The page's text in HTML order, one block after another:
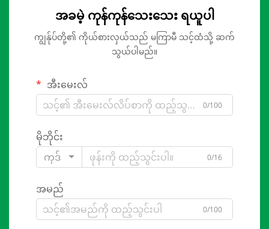
အခမဲ့ ကုန်ကုန်သေးသေး ရယူပါ
ကျွန်ုပ်တို့၏ ကိုယ်စားလှယ်သည် မကြာမီ သင့်ထံသို့ ဆက်
သွယ်ပါမည်။
အီးမေးလ်
0/100
မိုဘိုင်း
ကုဒ်
0/16
အမည်
0/100